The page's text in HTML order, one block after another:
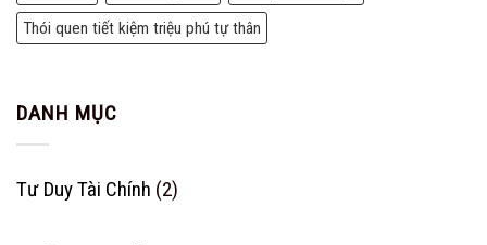
Thói quen tiết kiệm triệu phú tự thân
DANH MỤC
Tư Duy Tài Chính (2)